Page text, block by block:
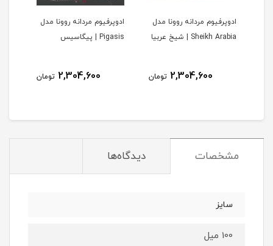
ادوپرفیوم مردانه روونا مدل
Sheikh Arabia | شیخ عربیا
2,304,600 تومان
ادوپرفیوم مردانه روونا مدل
Pigasis | پیگاسیس
2,304,600 تومان
مشخصات دیدگاه‌ها
سایز
100 میل